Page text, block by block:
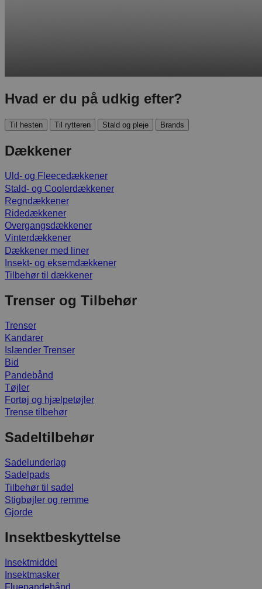
Hvad er du på udkig efter?
Til hesten Til rytteren Stald og pleje Brands
Dækkener
Uld- og Fleecedækkener
Stald- og Coolerdækkener
Regndækkener
Ridedækkener
Overgangsdækkener
Vinterdækkener
Dækkener med liner
Insekt- og eksemdækkener
Tilbehør til dækkener
Trenser og Tilbehør
Trenser
Kandarer
Islænder Trenser
Bid
Pandebånd
Tøjler
Fortøj og hjælpetøjler
Trense tilbehør
Sadeltilbehør
Sadelunderlag
Sadelpads
Tilbehør til sadel
Stigbøjler og remme
Gjorde
Insektbeskyttelse
Insektmiddel
Insektmasker